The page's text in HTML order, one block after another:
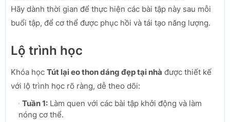
Hãy dành thời gian để thực hiện các bài tập này sau mỗi
buổi tập, để cơ thể được phục hồi và tái tạo năng lượng.
Lộ trình học
Khóa học Tút lại eo thon dáng đẹp tại nhà được thiết kế
với lộ trình học rõ ràng, dễ theo dõi:
Tuần 1: Làm quen với các bài tập khởi động và làm
nóng cơ thể.